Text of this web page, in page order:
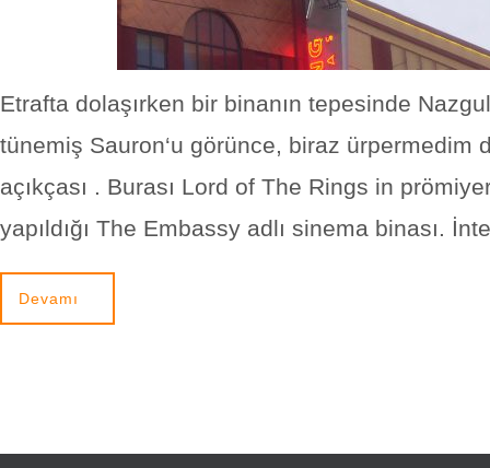
Etrafta dolaşırken bir binanın tepesinde
tünemiş Sauron‘u görünce, biraz ürpermedim
açıkçası . Burası Lord of The Rings in
yapıldığı The Embassy adlı sinema binası.
Devamı